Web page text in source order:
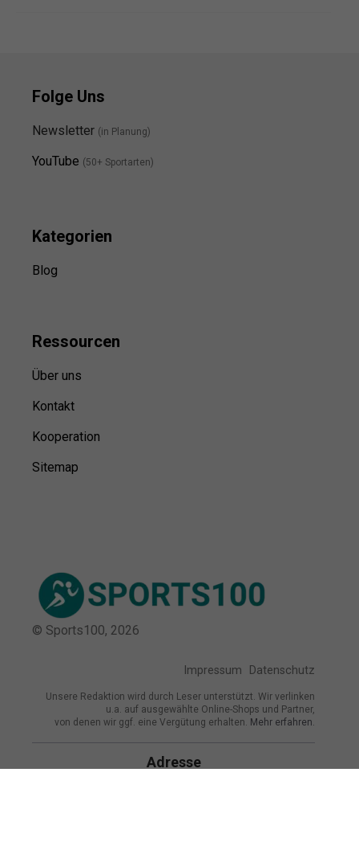
Folge Uns
Newsletter (in Planung)
YouTube (50+ Sportarten)
Kategorien
Blog
Ressourcen
Über uns
Kontakt
Kooperation
Sitemap
© Sports100, 2026
Impressum Datenschutz
Unsere Redaktion wird durch Leser unterstützt. Wir verlinken
u.a. auf ausgewählte Online-Shops und Partner,
von denen wir ggf. eine Vergütung erhalten. Mehr erfahren.
Adresse